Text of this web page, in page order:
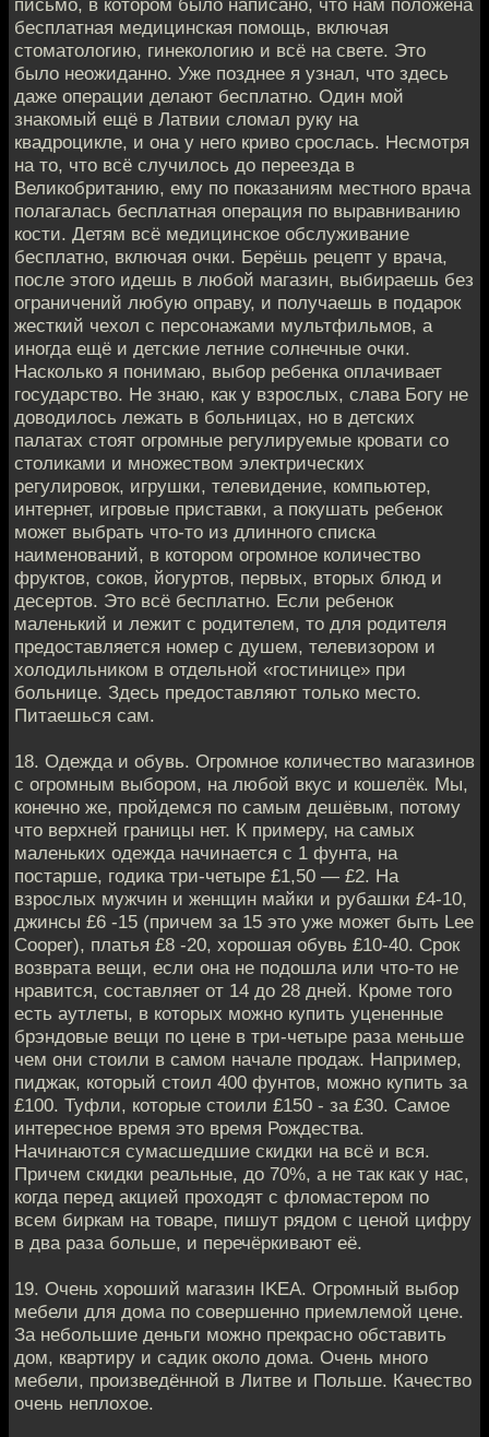
письмо, в котором было написано, что нам положена
бесплатная медицинская помощь, включая
стоматологию, гинекологию и всё на свете. Это
было неожиданно. Уже позднее я узнал, что здесь
даже операции делают бесплатно. Один мой
знакомый ещё в Латвии сломал руку на
квадроцикле, и она у него криво срослась. Несмотря
на то, что всё случилось до переезда в
Великобританию, ему по показаниям местного врача
полагалась бесплатная операция по выравниванию
кости. Детям всё медицинское обслуживание
бесплатно, включая очки. Берёшь рецепт у врача,
после этого идешь в любой магазин, выбираешь без
ограничений любую оправу, и получаешь в подарок
жесткий чехол с персонажами мультфильмов, а
иногда ещё и детские летние солнечные очки.
Насколько я понимаю, выбор ребенка оплачивает
государство. Не знаю, как у взрослых, слава Богу не
доводилось лежать в больницах, но в детских
палатах стоят огромные регулируемые кровати со
столиками и множеством электрических
регулировок, игрушки, телевидение, компьютер,
интернет, игровые приставки, а покушать ребенок
может выбрать что-то из длинного списка
наименований, в котором огромное количество
фруктов, соков, йогуртов, первых, вторых блюд и
десертов. Это всё бесплатно. Если ребенок
маленький и лежит с родителем, то для родителя
предоставляется номер с душем, телевизором и
холодильником в отдельной «гостинице» при
больнице. Здесь предоставляют только место.
Питаешься сам.
18. Одежда и обувь. Огромное количество магазинов
с огромным выбором, на любой вкус и кошелёк. Мы,
конечно же, пройдемся по самым дешёвым, потому
что верхней границы нет. К примеру, на самых
маленьких одежда начинается с 1 фунта, на
постарше, годика три-четыре £1,50 — £2. На
взрослых мужчин и женщин майки и рубашки £4-10,
джинсы £6 -15 (причем за 15 это уже может быть Lee
Cooper), платья £8 -20, хорошая обувь £10-40. Срок
возврата вещи, если она не подошла или что-то не
нравится, составляет от 14 до 28 дней. Кроме того
есть аутлеты, в которых можно купить уцененные
брэндовые вещи по цене в три-четыре раза меньше
чем они стоили в самом начале продаж. Например,
пиджак, который стоил 400 фунтов, можно купить за
£100. Туфли, которые стоили £150 - за £30. Самое
интересное время это время Рождества.
Начинаются сумасшедшие скидки на всё и вся.
Причем скидки реальные, до 70%, а не так как у нас,
когда перед акцией проходят с фломастером по
всем биркам на товаре, пишут рядом с ценой цифру
в два раза больше, и перечёркивают её.
19. Очень хороший магазин IKEA. Огромный выбор
мебели для дома по совершенно приемлемой цене.
За небольшие деньги можно прекрасно обставить
дом, квартиру и садик около дома. Очень много
мебели, произведённой в Литве и Польше. Качество
очень неплохое.